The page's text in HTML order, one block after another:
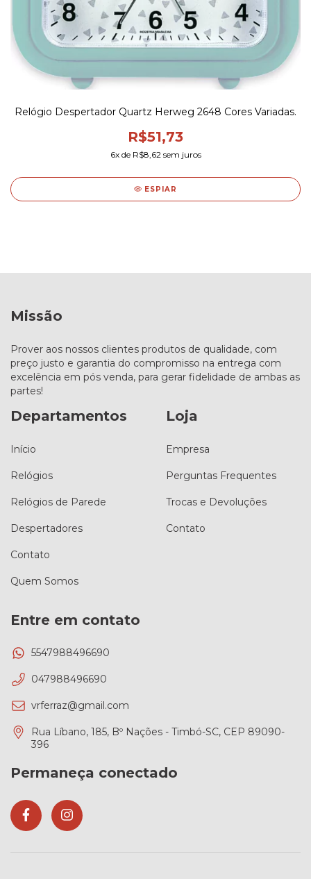
Relógio Despertador Quartz Herweg 2648 Cores Variadas.
R$51,73
6x de R$8,62 sem juros
ESPIAR
Missão
Prover aos nossos clientes produtos de qualidade, com
preço justo e garantia do compromisso na entrega com
excelência em pós venda, para gerar fidelidade de ambas as
partes!
Departamentos
Início
Relógios
Relógios de Parede
Despertadores
Contato
Quem Somos
Loja
Empresa
Perguntas Frequentes
Trocas e Devoluções
Contato
Entre em contato
5547988496690
047988496690
vrferraz@gmail.com
Rua Líbano, 185, Bº Nações - Timbó-SC, CEP 89090-
396
Permaneça conectado